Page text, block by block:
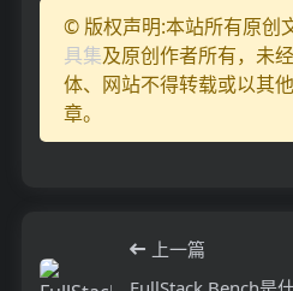
© 版权声明:本站所有原创
具集及原创作者所有，未
体、网站不得转载或以其
章。
上一篇